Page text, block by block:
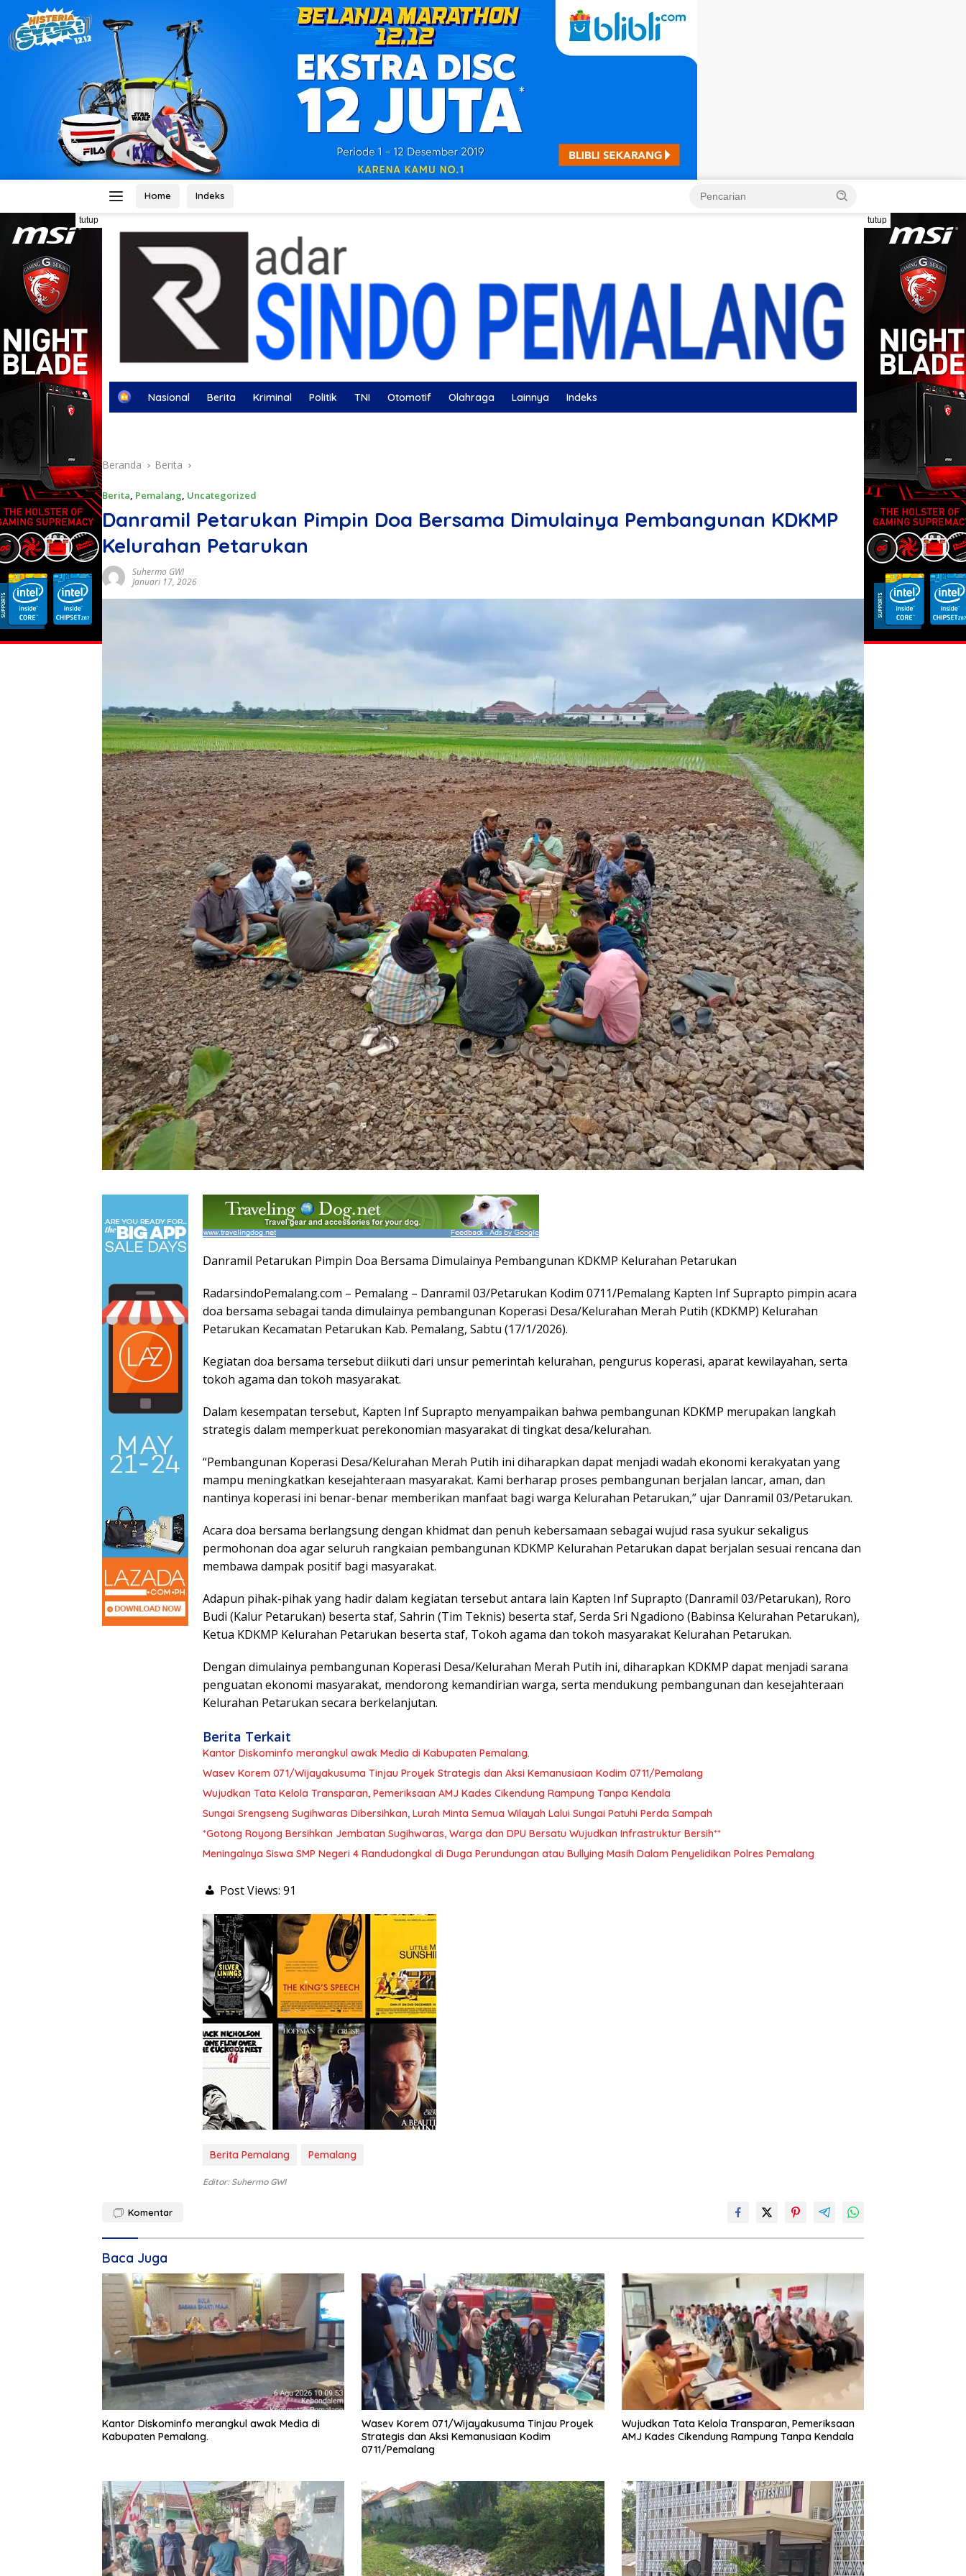
Home Indeks
tutup tutup
H
Nasional Berita Kriminal Politik TNI Otomotif Olahraga Lainnya Indeks
Beranda Berita
Berita, Pemalang, Uncategorized
Danramil Petarukan Pimpin Doa Bersama Dimulainya Pembangunan KDKMP
Kelurahan Petarukan
Suhermo GWI
Januari 17, 2026
Danramil Petarukan Pimpin Doa Bersama Dimulainya Pembangunan KDKMP Kelurahan Petarukan
RadarsindoPemalang.com – Pemalang – Danramil 03/Petarukan Kodim 0711/Pemalang Kapten Inf Suprapto pimpin acara
doa bersama sebagai tanda dimulainya pembangunan Koperasi Desa/Kelurahan Merah Putih (KDKMP) Kelurahan
Petarukan Kecamatan Petarukan Kab. Pemalang, Sabtu (17/1/2026).
Kegiatan doa bersama tersebut diikuti dari unsur pemerintah kelurahan, pengurus koperasi, aparat kewilayahan, serta
tokoh agama dan tokoh masyarakat.
Dalam kesempatan tersebut, Kapten Inf Suprapto menyampaikan bahwa pembangunan KDKMP merupakan langkah
strategis dalam memperkuat perekonomian masyarakat di tingkat desa/kelurahan.
“Pembangunan Koperasi Desa/Kelurahan Merah Putih ini diharapkan dapat menjadi wadah ekonomi kerakyatan yang
mampu meningkatkan kesejahteraan masyarakat. Kami berharap proses pembangunan berjalan lancar, aman, dan
nantinya koperasi ini benar-benar memberikan manfaat bagi warga Kelurahan Petarukan,” ujar Danramil 03/Petarukan.
Acara doa bersama berlangsung dengan khidmat dan penuh kebersamaan sebagai wujud rasa syukur sekaligus
permohonan doa agar seluruh rangkaian pembangunan KDKMP Kelurahan Petarukan dapat berjalan sesuai rencana dan
membawa dampak positif bagi masyarakat.
Adapun pihak-pihak yang hadir dalam kegiatan tersebut antara lain Kapten Inf Suprapto (Danramil 03/Petarukan), Roro
Budi (Kalur Petarukan) beserta staf, Sahrin (Tim Teknis) beserta staf, Serda Sri Ngadiono (Babinsa Kelurahan Petarukan),
Ketua KDKMP Kelurahan Petarukan beserta staf, Tokoh agama dan tokoh masyarakat Kelurahan Petarukan.
Dengan dimulainya pembangunan Koperasi Desa/Kelurahan Merah Putih ini, diharapkan KDKMP dapat menjadi sarana
penguatan ekonomi masyarakat, mendorong kemandirian warga, serta mendukung pembangunan dan kesejahteraan
Kelurahan Petarukan secara berkelanjutan.
Berita Terkait
Kantor Diskominfo merangkul awak Media di Kabupaten Pemalang.
Wasev Korem 071/Wijayakusuma Tinjau Proyek Strategis dan Aksi Kemanusiaan Kodim 0711/Pemalang
Wujudkan Tata Kelola Transparan, Pemeriksaan AMJ Kades Cikendung Rampung Tanpa Kendala
Sungai Srengseng Sugihwaras Dibersihkan, Lurah Minta Semua Wilayah Lalui Sungai Patuhi Perda Sampah
*Gotong Royong Bersihkan Jembatan Sugihwaras, Warga dan DPU Bersatu Wujudkan Infrastruktur Bersih**
Meningalnya Siswa SMP Negeri 4 Randudongkal di Duga Perundungan atau Bullying Masih Dalam Penyelidikan Polres Pemalang
Post Views: 91
Berita Pemalang Pemalang
Editor: Suhermo GWI
Komentar
Baca Juga
Kantor Diskominfo merangkul awak Media di
Kabupaten Pemalang.
Wasev Korem 071/Wijayakusuma Tinjau Proyek
Strategis dan Aksi Kemanusiaan Kodim
0711/Pemalang
Wujudkan Tata Kelola Transparan, Pemeriksaan
AMJ Kades Cikendung Rampung Tanpa Kendala